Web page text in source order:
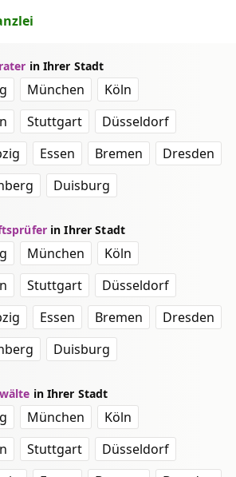
in Ihrer Stadt
München
Köln
Stuttgart
Düsseldorf
Essen Bremen
Dresden
Duisburg
in Ihrer Stadt
München
Köln
Stuttgart
Düsseldorf
Essen Bremen
Dresden
Duisburg
in Ihrer Stadt
München
Köln
Stuttgart
Düsseldorf